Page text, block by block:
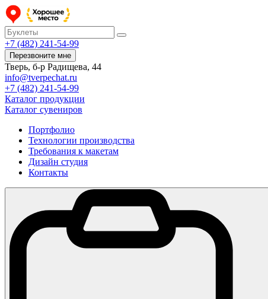
+7 (482) 241-54-99
Перезвоните мне
Тверь, б-р Радищева, 44
info@tverpechat.ru
+7 (482) 241-54-99
Каталог продукции
Каталог сувениров
Портфолио
Технологии производства
Требования к макетам
Дизайн студия
Контакты